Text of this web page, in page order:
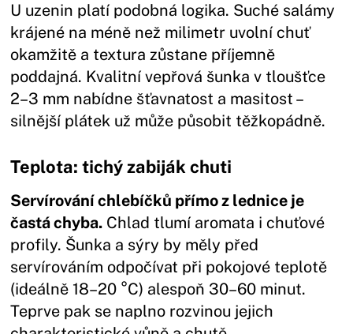
U uzenin platí podobná logika. Suché salámy
krájené na méně než milimetr uvolní chuť
okamžitě a textura zůstane příjemně
poddajná. Kvalitní vepřová šunka v tloušťce
2–3 mm nabídne šťavnatost a masitost –
silnější plátek už může působit těžkopádně.
Teplota: tichý zabiják chuti
Servírování chlebíčků přímo z lednice je
častá chyba. Chlad tlumí aromata i chuťové
profily. Šunka a sýry by měly před
servírováním odpočívat při pokojové teplotě
(ideálně 18–20 °C) alespoň 30–60 minut.
Teprve pak se naplno rozvinou jejich